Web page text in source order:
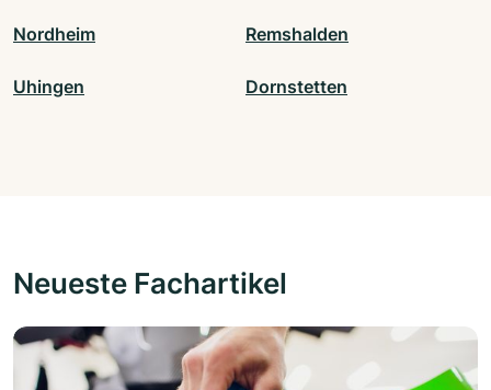
Nordheim Remshalden
Uhingen Dornstetten
Neueste Fachartikel